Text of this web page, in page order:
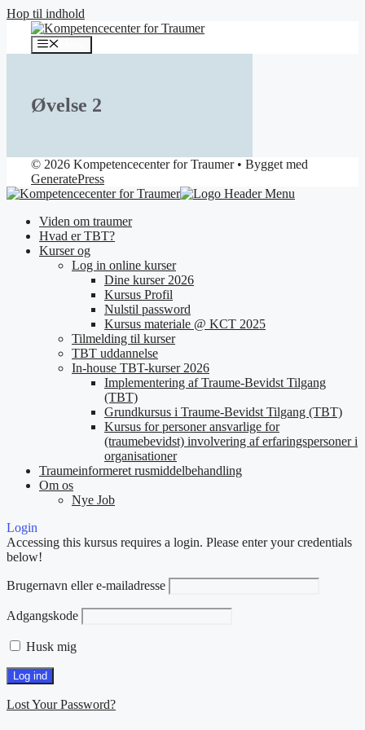
Hop til indhold
Øvelse 2
© 2026 Kompetencecenter for Traumer• Bygget med
GeneratePress
Viden om traumer
Hvad er TBT?
Kurser og
Log in online kurser
Dine kurser 2026
Kursus Profil
Nulstil password
Kursus materiale @ KCT 2025
Tilmelding til kurser
TBT uddannelse
In-house TBT-kurser 2026
Implementering af Traume-Bevidst Tilgang
(TBT)
Grundkursus i Traume-Bevidst Tilgang (TBT)
Kursus for personer ansvarlige for
(traumebevidst) involvering af erfaringspersoner i
organisationer
Traumeinformeret rusmiddelbehandling
Om os
Nye Job
Login
Accessing this kursus requires a login. Please enter your credentials
below!
Brugernavn eller e-mailadresse
Adgangskode
Husk mig
Lost Your Password?